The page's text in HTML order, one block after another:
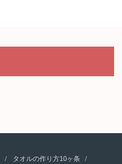
タオルの作り方10ヶ条